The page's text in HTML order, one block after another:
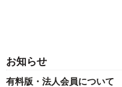
お知らせ
有料版・法人会員について